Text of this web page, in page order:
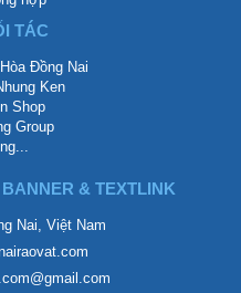
TÁC
Đồng Nai
Ken
Shop
Group
& TEXTLINK
Nai, Việt Nam